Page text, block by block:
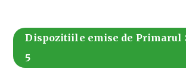
Dispozitiile emise de Primarul
5